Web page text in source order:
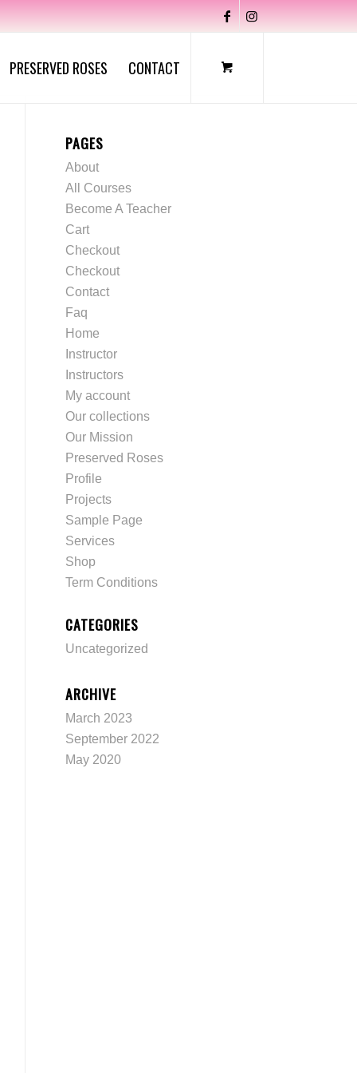
PRESERVED ROSES CONTACT
PAGES
About
All Courses
Become A Teacher
Cart
Checkout
Checkout
Contact
Faq
Home
Instructor
Instructors
My account
Our collections
Our Mission
Preserved Roses
Profile
Projects
Sample Page
Services
Shop
Term Conditions
CATEGORIES
Uncategorized
ARCHIVE
March 2023
September 2022
May 2020